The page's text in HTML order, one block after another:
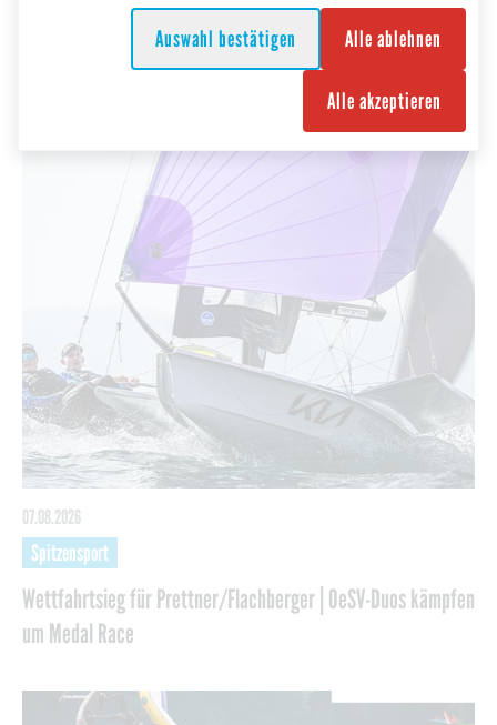
98. Lange Wettfahrt am Attersee
Wettfahrtsieg für Prettner/Flachberger | OeSV-Duos kämpfen
um Medal Race
Spitzensport
07.08.2026
Auswahl bestätigen Alle ablehnen
Alle akzeptieren